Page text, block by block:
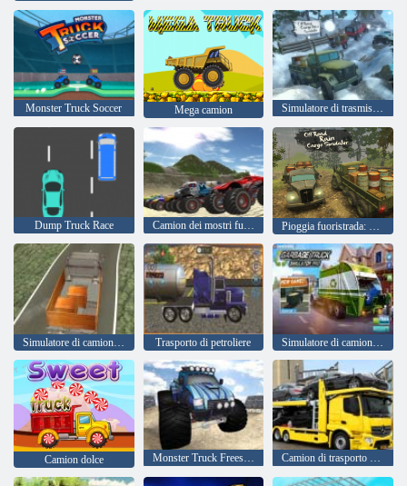
Monster Truck Soccer Mega camion Simulatore di trasmissione cargo fuoristrada
Dump Truck Race Camion dei mostri fuoristrada Pioggia fuoristrada: Cargo Simulator
Simulatore di camion di carico Trasporto di petroliere Simulatore di camion della spazzatura
Camion dolce Monster Truck Freestyle Camion di trasporto auto